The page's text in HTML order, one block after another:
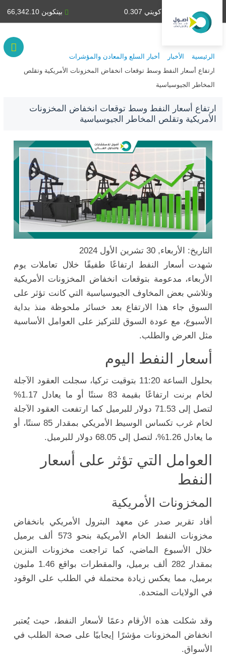
بيتكوين 66,342.10 دينار كويتي 0.307
الرئيسية الأخبار
أخبار السلع والمعادن والمؤشرات
ارتفاع أسعار النفط وسط توقعات انخفاض المخزونات الأمريكية وتقلص
المخاطر الجيوسياسية
ارتفاع أسعار النفط وسط توقعات انخفاض المخزونات
الأمريكية وتقلص المخاطر الجيوسياسية
التاريخ: الأربعاء, 30 تشرين الأول 2024
شهدت أسعار النفط ارتفاعًا طفيفًا خلال تعاملات يوم
الأربعاء، مدعومة بتوقعات انخفاض المخزونات الأمريكية
وتلاشي بعض المخاوف الجيوسياسية التي كانت تؤثر على
السوق جاء هذا الارتفاع بعد خسائر ملحوظة منذ بداية
الأسبوع، مع عودة السوق للتركيز على العوامل الأساسية
مثل العرض والطلب.
أسعار النفط اليوم
بحلول الساعة 11:20 بتوقيت تركيا، سجلت العقود الآجلة
لخام برنت ارتفاعًا بقيمة 83 سنتًا أو ما يعادل 1.17%
لتصل إلى 71.53 دولار للبرميل كما ارتفعت العقود الآجلة
لخام غرب تكساس الوسيط الأمريكي بمقدار 85 سنتًا، أو
ما يعادل 1.26%، لتصل إلى 68.05 دولار للبرميل.
العوامل التي تؤثر على أسعار
النفط
المخزونات الأمريكية
أفاد تقرير صدر عن معهد البترول الأمريكي بانخفاض
مخزونات النفط الخام الأمريكية بنحو 573 ألف برميل
خلال الأسبوع الماضي، كما تراجعت مخزونات البنزين
بمقدار 282 ألف برميل، والمقطرات بواقع 1.46 مليون
برميل، مما يعكس زيادة محتملة في الطلب على الوقود
في الولايات المتحدة.
وقد شكلت هذه الأرقام دعمًا لأسعار النفط، حيث يُعتبر
انخفاض المخزونات مؤشرًا إيجابيًا على صحة الطلب في
الأسواق.